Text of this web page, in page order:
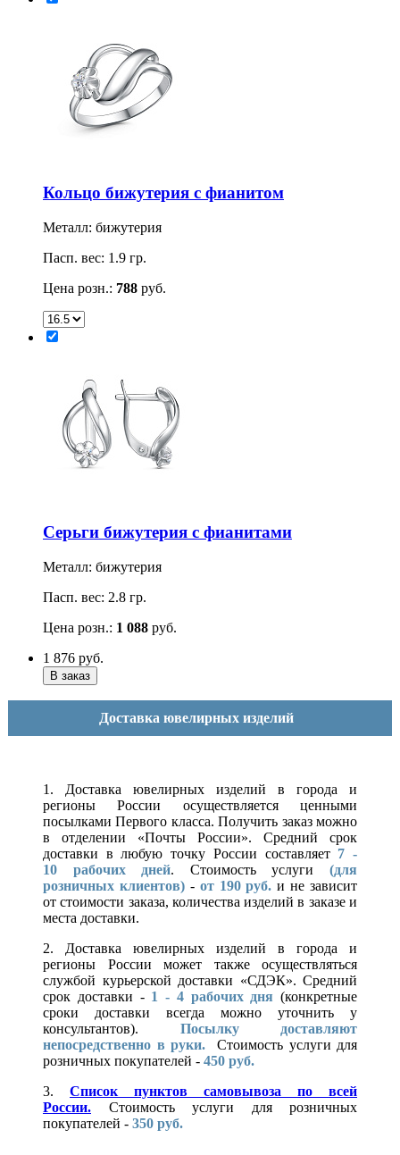
Кольцо бижутерия с фианитом
Металл: бижутерия
Пасп. вес: 1.9 гр.
Цена розн.: 788 руб.
Серьги бижутерия с фианитами
Металл: бижутерия
Пасп. вес: 2.8 гр.
Цена розн.: 1 088 руб.
1 876 руб.
Доставка ювелирных изделий
1. Доставка ювелирных изделий в города и
регионы России осуществляется ценными
посылками Первого класса. Получить заказ можно
в отделении «Почты России». Средний срок
доставки в любую точку России составляет 7 -
10 рабочих дней. Стоимость услуги(для
розничных клиентов)- от 190 руб. и не зависит
от стоимости заказа, количества изделий в заказе и
места доставки.
2. Доставка ювелирных изделий в города и
регионы России может также осуществляться
службой курьерской доставки «СДЭК». Средний
срок доставки - 1 - 4 рабочих дня (конкретные
сроки доставки всегда можно уточнить у
консультантов). Посылку доставляют
непосредственно в руки.
Стоимость услуги для
розничных покупателей - 450 руб.
3. Список пунктов самовывоза по всей
России.
Стоимость услуги для розничных
покупателей - 350 руб.